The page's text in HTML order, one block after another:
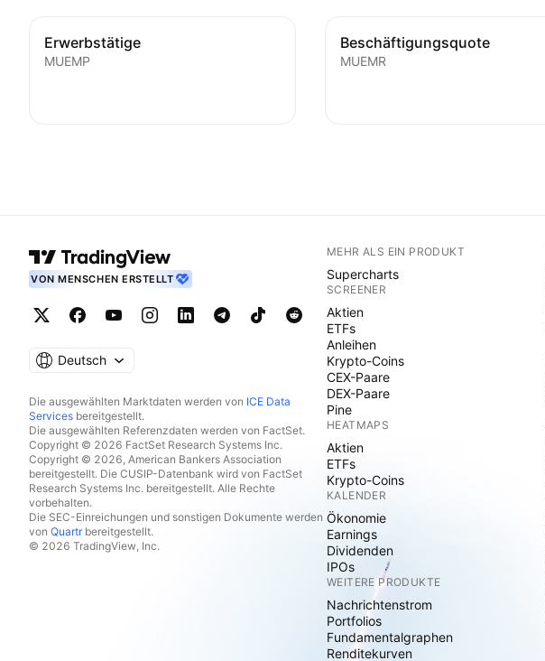
Erwerbstätige
MUEMP
Beschäftigungsquote
MUEMR
VON MENSCHEN ERSTELLT
Deutsch
Die ausgewählten Marktdaten werden von ICE Data
Services bereitgestellt.
Die ausgewählten Referenzdaten werden von FactSet.
Copyright © 2026 FactSet Research Systems Inc.
Copyright © 2026, American Bankers Association
bereitgestellt. Die CUSIP-Datenbank wird von FactSet
Research Systems Inc. bereitgestellt. Alle Rechte
vorbehalten.
Die SEC-Einreichungen und sonstigen Dokumente werden
von Quartrbereitgestellt.
© 2026 TradingView, Inc.
MEHR ALS EIN PRODUKT
Supercharts
SCREENER
Aktien
ETFs
Anleihen
Krypto-Coins
CEX-Paare
DEX-Paare
Pine
HEATMAPS
Aktien
ETFs
Krypto-Coins
KALENDER
Ökonomie
Earnings
Dividenden
IPOs
WEITERE PRODUKTE
Nachrichtenstrom
Portfolios
Fundamentalgraphen
Renditekurven